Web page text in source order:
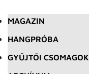
MAGAZIN
HANGPRÓBA
GYŰJTŐI CSOMAGOK